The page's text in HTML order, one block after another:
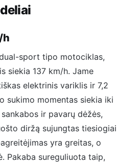
h
sport tipo motociklas,
siekia 137 km/h. Jame
elektrinis variklis ir 7,2
sukimo momentas siekia iki
ir pavarų dėžės,
diržą sujungtas tiesiogiai
yra greitas, o
Pakaba sureguliuota taip,